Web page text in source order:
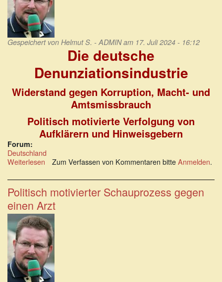
Gespeichert von Helmut S. - ADMINam 17. Juli 2024 - 16:12
Die deutsche
Denunziationsindustrie
Widerstand gegen Korruption, Macht- und
Amtsmissbrauch
Politisch motivierte Verfolgung von
Aufklärern und Hinweisgebern
Forum:
Deutschland
Weiterlesen über
deutsche
Denunziationsindustrie
Zum Verfassen von Kommentaren bitteAnmelden.
Politisch motivierter Schauprozess gegen
einen Arzt